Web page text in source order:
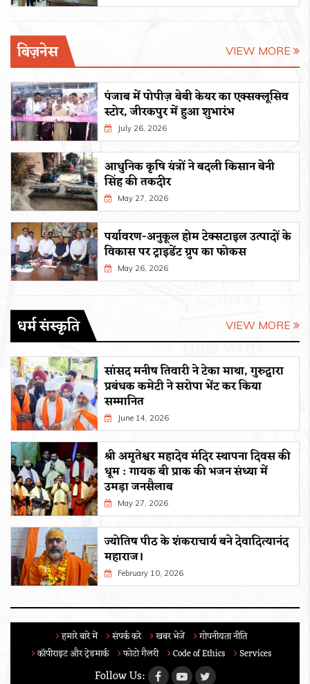
बिज़नेस VIEW MORE
पंजाब में पोपीज़ बेबी केयर का एक्सक्लूसिव
स्टोर, जीरकपुर में हुआ शुभारंभ
July 26, 2026
आधुनिक कृषि यंत्रों ने बदली किसान बेनी
सिंह की तकदीर
May 27, 2026
पर्यावरण-अनुकूल होम टेक्सटाइल उत्पादों के
विकास पर ट्राइडेंट ग्रुप का फोकस
May 26, 2026
धर्म संस्कृति VIEW MORE
सांसद मनीष तिवारी ने टेका माथा, गुरुद्वारा
प्रबंधक कमेटी ने सरोपा भेंट कर किया
सम्मानित
June 14, 2026
श्री अमृतेश्वर महादेव मंदिर स्थापना दिवस की
धूम : गायक बी प्राक की भजन संध्या में
उमड़ा जनसैलाब
May 27, 2026
ज्योतिष पीठ के शंकराचार्य बने देवादित्यानंद
महाराज।
February 10, 2026
हमारे बारे में संपर्क करे खबर भेजें
गोपनीयता नीति
कॉपीराइट और ट्रेडमार्क
फोटो गैलरी Code of Ethics Services
Follow Us: